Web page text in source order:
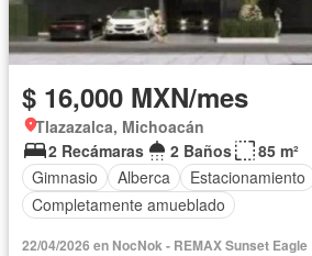
$ 16,000 MXN/mes
Tlazazalca, Michoacán
2 Recámaras
2 Baños
85 m²
Gimnasio
Alberca Estacionamiento
Completamente amueblado
22/04/2026 en NocNok - REMAX Sunset Eagle